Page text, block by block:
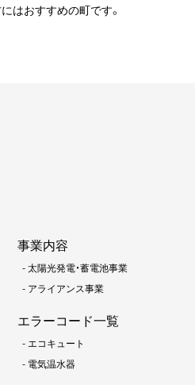
はおすすめの町です。
事業内容
-太陽光発電・蓄電池事業
- アライアンス事業
エラーコード一覧
-エコキュート
- 電気温水器